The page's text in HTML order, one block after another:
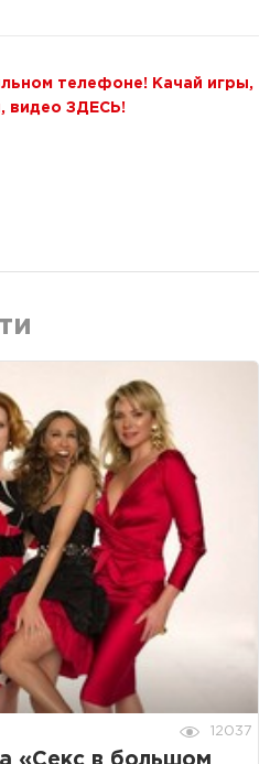
телефоне! Качай игры,
видео ЗДЕСЬ!
12037